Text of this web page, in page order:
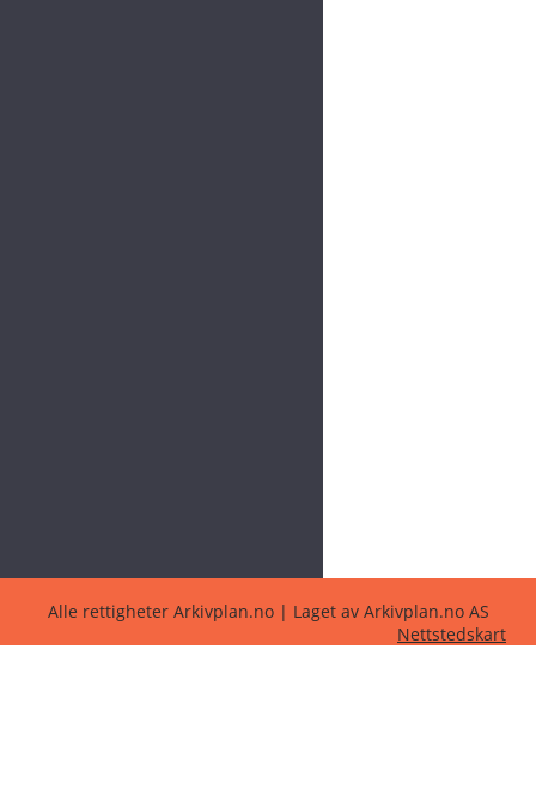
Alle rettigheter Arkivplan.no | Laget av Arkivplan.no AS
Nettstedskart